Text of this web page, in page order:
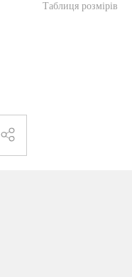
Таблиця розмірів